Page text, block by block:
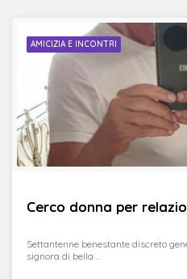
AMICIZIA E INCONTRI
Cerco donna per
Settantenne benestante discreto
signora di bella ...